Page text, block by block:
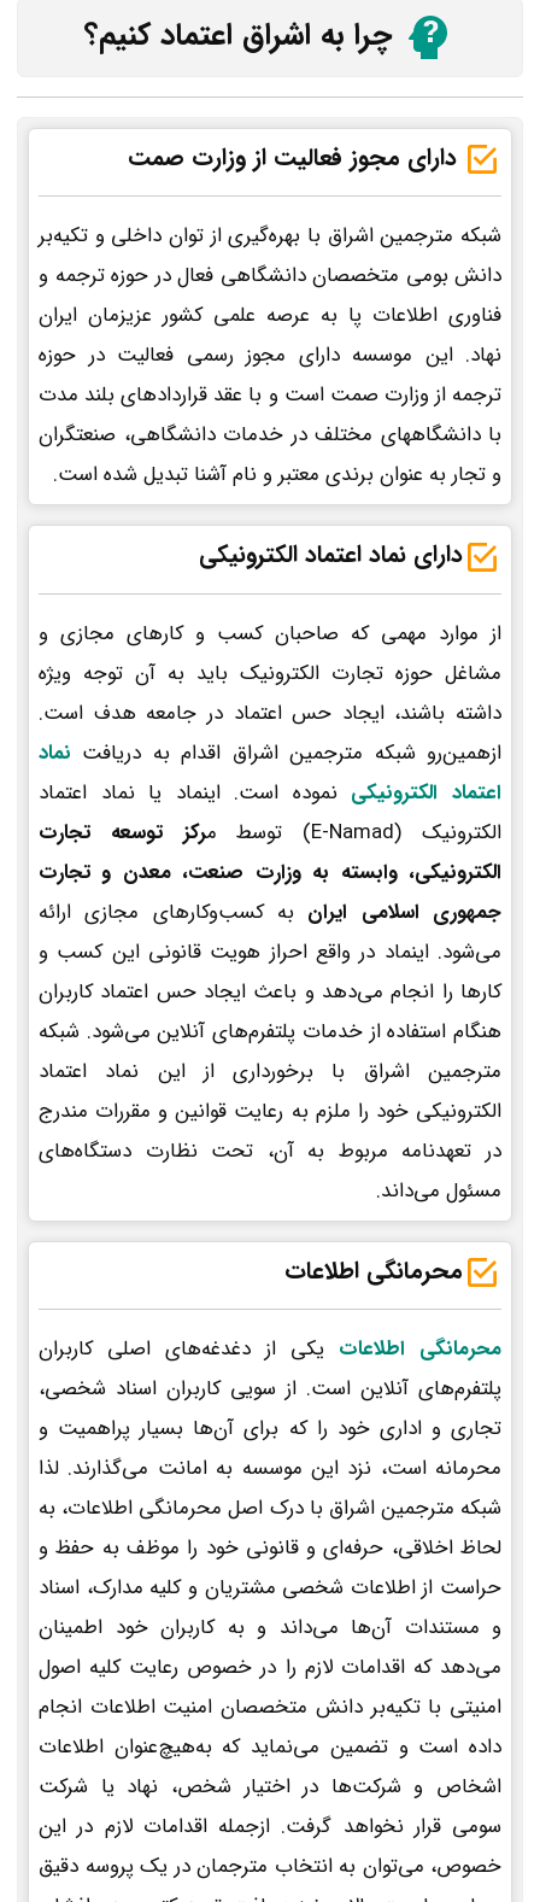
چرا به اشراق اعتماد کنیم؟
دارای مجوز فعالیت از وزارت صمت
شبکه مترجمین اشراق با بهره‌گیری از توان داخلی و تکیه‌بر
دانش بومی متخصصان دانشگاهی فعال در حوزه ترجمه و
فناوری اطلاعات پا به عرصه علمی کشور عزیزمان ایران
نهاد. این موسسه دارای مجوز رسمی فعالیت در حوزه
ترجمه از وزارت صمت است و با عقد قراردادهای بلند مدت
با دانشگاههای مختلف در خدمات دانشگاهی، صنعتگران
و تجار به عنوان برندی معتبر و نام آشنا تبدیل شده است.
دارای نماد اعتماد الکترونیکی
از موارد مهمی که صاحبان کسب و کارهای مجازی و
مشاغل حوزه تجارت الکترونیک باید به آن توجه ویژه
داشته باشند، ایجاد حس اعتماد در جامعه هدف است.
ازهمین‌رو شبکه مترجمین اشراق اقدام به دریافت نماد
اعتماد الکترونیکی نموده است. اینماد یا نماد اعتماد
الکترونیک (E-Namad) توسط م
رکز توسعه تجارت
الکترونیکی، وابسته به وزارت صنعت، معدن و تجارت
جمهوری اسلامی ایران به کسب‌وکارهای مجازی ارائه
می‌شود. اینماد در واقع احراز هویت قانونی این کسب و
کارها را انجام می‌دهد و باعث ایجاد حس اعتماد کاربران
هنگام استفاده از خدمات پلتفرم‌های آنلاین می‌شود. شبکه
مترجمین اشراق با برخورداری از این نماد اعتماد
الکترونیکی خود را ملزم به رعایت قوانین و مقررات مندرج
در تعهدنامه مربوط به آن، تحت نظارت دستگاه‌های
مسئول می‌داند.
محرمانگی اطلاعات
محرمانگی اطلاعات یکی از دغدغه‌های اصلی کاربران
پلتفرم‌های آنلاین است. از سویی کاربران اسناد شخصی،
تجاری و اداری خود را که برای آن‌ها بسیار پراهمیت و
محرمانه است، نزد این موسسه به امانت می‌گذارند. لذا
شبکه مترجمین اشراق با درک اصل محرمانگی اطلاعات، به
لحاظ اخلاقی، حرفه‌ای و قانونی خود را موظف به حفظ و
حراست از اطلاعات شخصی مشتریان و کلیه مدارک، اسناد
و مستندات آن‌ها می‌داند و به کاربران خود اطمینان
می‌دهد که اقدامات لازم را در خصوص رعایت کلیه اصول
امنیتی با تکیه‌بر دانش متخصصان امنیت اطلاعات انجام
داده است و تضمین می‌نماید که به‌هیچ‌عنوان اطلاعات
اشخاص و شرکت‌ها در اختیار شخص، نهاد یا شرکت
سومی قرار نخواهد گرفت. ازجمله اقدامات لازم در این
خصوص، می‌توان به انتخاب مترجمان در یک پروسه دقیق